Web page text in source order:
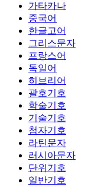
가타카나
중국어
한글고어
그리스문자
프랑스어
독일어
히브리어
괄호기호
학술기호
기술기호
첨자기호
라틴문자
러시아문자
단위기호
일반기호